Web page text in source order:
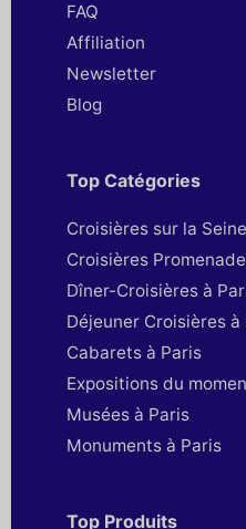
FAQ
Affiliation
Newsletter
Blog
Top Catégories
Croisières sur la Seine
Croisières
Dîner-Croisières à
Déjeuner Croisières à
Cabarets à Paris
Expositions du
Musées à Paris
Monuments à Paris
Top Produits